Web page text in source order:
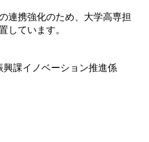
連携強化のため、大学高専担
しています。
興課イノベーション推進係